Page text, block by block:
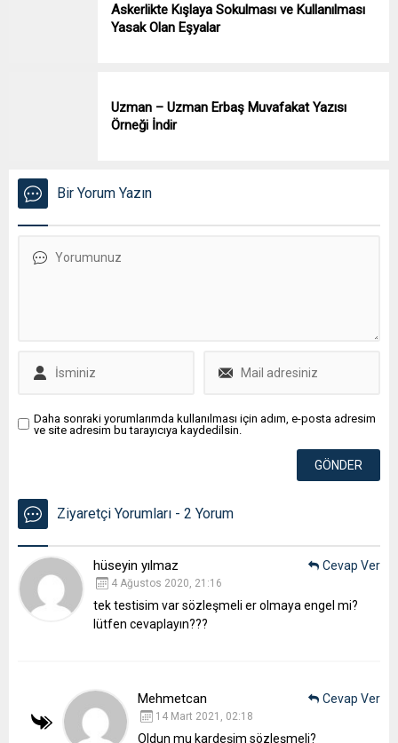
Askerlikte Kışlaya Sokulması ve Kullanılması
Yasak Olan Eşyalar
Uzman – Uzman Erbaş Muvafakat Yazısı
Örneği İndir
Bir Yorum Yazın
Daha sonraki yorumlarımda kullanılması için adım, e-posta adresim
ve site adresim bu tarayıcıya kaydedilsin.
Ziyaretçi Yorumları - 2 Yorum
hüseyin yılmaz
4 Ağustos 2020, 21:16
tek testisim var sözleşmeli er olmaya engel mi?
lütfen cevaplayın???
Cevap Ver
Mehmetcan
14 Mart 2021, 02:18
Oldun mu kardeşim sözleşmeli?
Cevap Ver